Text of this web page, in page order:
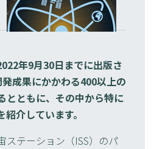
年9月30日までに出版さ
成果にかかわる400以上の
とともに、その中から特に
介しています。
ステーション（ISS）のパ